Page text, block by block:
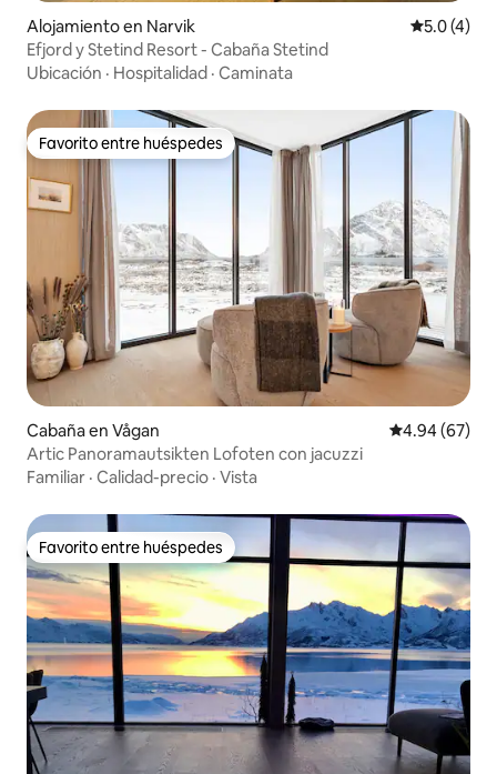
Alojamiento en Narvik
5.0 (4)
Efjord y Stetind Resort - Cabaña Stetind
Ubicación · Hospitalidad · Caminata
Favorito entre huéspedes
Favorito entre huéspedes
Cabaña en Vågan Calificación
4.94 (67)
Artic Panoramautsikten Lofoten con jacuzzi
Familiar · Calidad-precio · Vista
Favorito entre huéspedes
Favorito entre huéspedes